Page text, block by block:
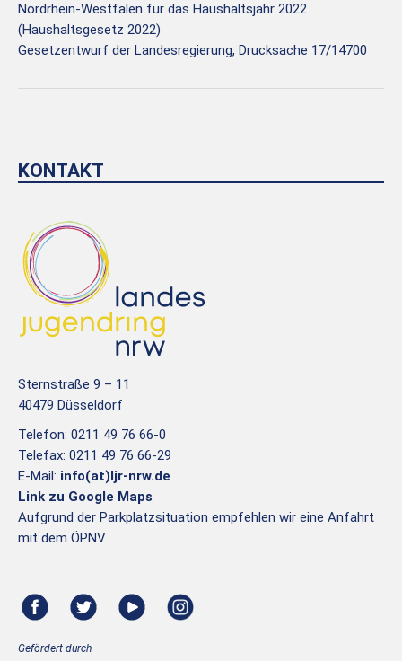
Nordrhein-Westfalen für das Haushaltsjahr 2022
(Haushaltsgesetz 2022)
Gesetzentwurf der Landesregierung, Drucksache 17/14700
KONTAKT
Sternstraße 9 – 11
40479 Düsseldorf
Telefon: 0211 49 76 66-0
Telefax: 0211 49 76 66-29
E-Mail: info(at)ljr-nrw.de
Link zu Google Maps
Aufgrund der Parkplatzsituation empfehlen wir eine Anfahrt
mit dem ÖPNV.
Gefördert durch